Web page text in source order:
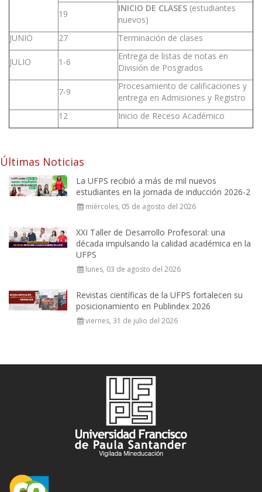
19
INICIO DE CLASES (estudiantes
nuevos)
JUNIO
27 Terminación de clases
JULIO 1-6
Entrega de listas de notas en
División de Posgrados
7-9
Procesamiento de calificaciones y
entrega en Admisiones y Registro
12
Inicio de Receso Académico
Últimas Noticias
La UFPS recibió a más de mil nuevos
estudiantes en la jornada de inducción 2026-2
miércoles, 05 de agosto del 2026
XXI Taller de Desarrollo Profesoral: una
década impulsando la calidad académica en la
UFPS
lunes, 03 de agosto del 2026
Revistas científicas de la UFPS fortalecen su
posicionamiento en Publindex 2026
viernes, 31 de julio del 2026